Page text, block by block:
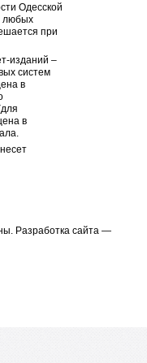
Одесской
любых
при
изданий –
систем
в
в
Разработка cайта —